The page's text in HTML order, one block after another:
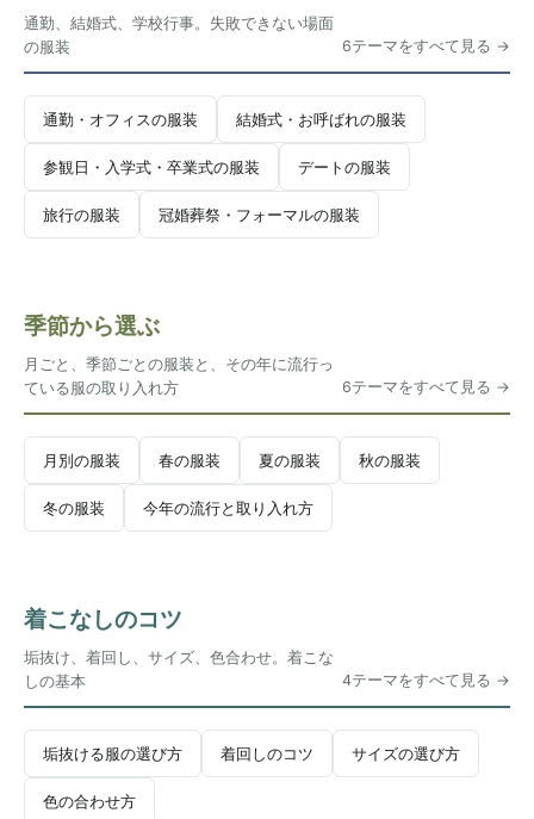
通勤、結婚式、学校行事。失敗できない場面
の服装
6テーマをすべて見る
通勤・オフィスの服装 結婚式・お呼ばれの服装
参観日・入学式・卒業式の服装 デートの服装
旅行の服装 冠婚葬祭・フォーマルの服装
季節から選ぶ
月ごと、季節ごとの服装と、その年に流行っ
ている服の取り入れ方
6テーマをすべて見る
月別の服装 春の服装 夏の服装 秋の服装
冬の服装 今年の流行と取り入れ方
着こなしのコツ
垢抜け、着回し、サイズ、色合わせ。着こな
しの基本
4テーマをすべて見る
垢抜ける服の選び方 着回しのコツ サイズの選び方
色の合わせ方